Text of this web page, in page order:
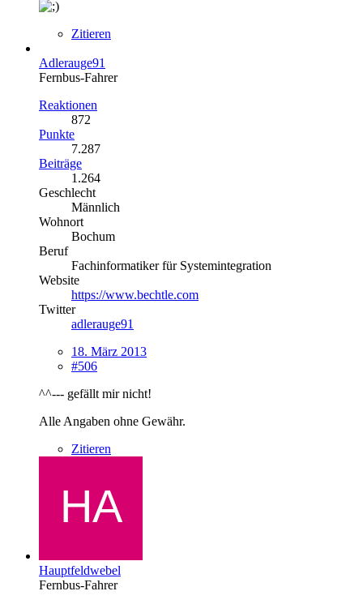
Zitieren
Adlerauge91
Fernbus-Fahrer
Reaktionen
872
Punkte
7.287
Beiträge
1.264
Geschlecht
Männlich
Wohnort
Bochum
Beruf
Fachinformatiker für Systemintegration
Website
https://www.bechtle.com
Twitter
adlerauge91
18. März 2013
#506
^^--- gefällt mir nicht!
Alle Angaben ohne Gewähr.
Zitieren
Hauptfeldwebel
Fernbus-Fahrer